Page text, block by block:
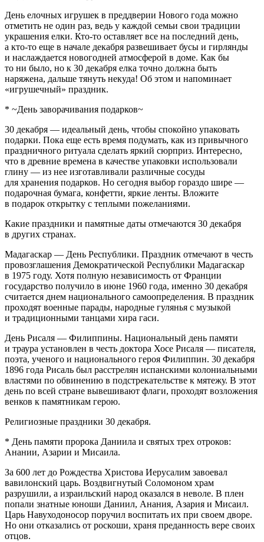
День елочных игрушек в преддверии Нового года можно
отметить не один раз, ведь у каждой семьи свои традиции
украшения елки. Кто-то оставляет все на последний день,
а кто-то еще в начале декабря развешивает бусы и гирлянды
и наслаждается новогодней атмосферой в доме. Как бы
то ни было, но к 30 декабря елка точно должна быть
наряжена, дальше тянуть некуда! Об этом и напоминает
«игрушечный» праздник.
* ~День заворачивания подарков~
30 декабря — идеальный день, чтобы спокойно упаковать
подарки. Пока еще есть время подумать, как из привычного
праздничного ритуала сделать яркий сюрприз. Интересно,
что в древние времена в качестве упаковки использовали
глину — из нее изготавливали различные сосуды
для хранения подарков. Но сегодня выбор гораздо шире —
подарочная бумага, конфетти, яркие ленты. Вложите
в подарок открытку с теплыми пожеланиями.
Какие праздники и памятные даты отмечаются 30 декабря
в других странах.
Мадагаскар — День Республики. Праздник отмечают в честь
провозглашения Демократической Республики Мадагаскар
в 1975 году. Хотя полную независимость от Франции
государство получило в июне 1960 года, именно 30 декабря
считается днем национального самоопределения. В праздник
проходят военные парады, народные гулянья с музыкой
и традиционными танцами хира гаси.
День Рисаля — Филиппины. Национальный день памяти
и траура установлен в честь доктора Хосе Рисаля — писателя,
поэта, ученого и национального героя Филиппин. 30 декабря
1896 года Рисаль был расстрелян испанскими колониальными
властями по обвинению в подстрекательстве к мятежу. В этот
день по всей стране вывешивают флаги, проходят возложения
венков к памятникам герою.
Религиозные праздники 30 декабря.
* День памяти пророка Даниила и святых трех отроков:
Анании, Азарии и Мисаила.
За 600 лет до Рождества Христова Иерусалим завоевал
вавилонский царь. Воздвигнутый Соломоном храм
разрушили, а израильский народ оказался в неволе. В плен
попали знатные юноши Даниил, Анания, Азария и Мисаил.
Царь Навуходоносор поручил воспитать их при своем дворе.
Но они отказались от роскоши, храня преданность вере своих
отцов.